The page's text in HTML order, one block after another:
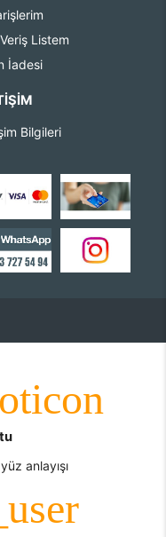
Veriş Listem
İadesi
Bilgileri
anlayışı